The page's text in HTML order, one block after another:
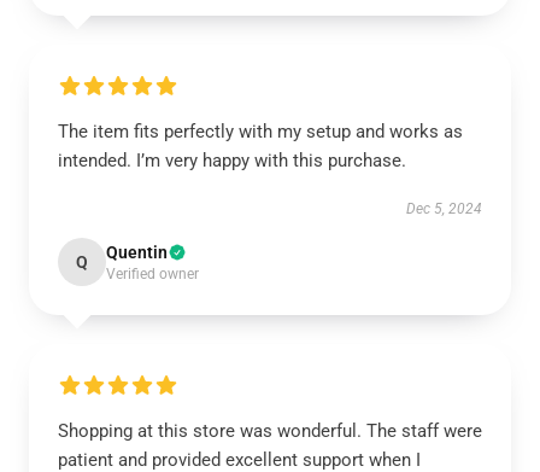
The item fits perfectly with my setup and works as
intended. I’m very happy with this purchase.
Dec 5, 2024
Q Quentin
Verified owner
Shopping at this store was wonderful. The staff were
patient and provided excellent support when I